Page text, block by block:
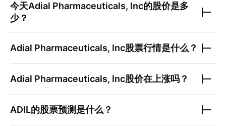
今天Adial Pharmaceuticals, Inc的股价是多
少？
Adial Pharmaceuticals, Inc股票行情是什么？
Adial Pharmaceuticals, Inc股价在上涨吗？
ADIL的股票预测是什么？